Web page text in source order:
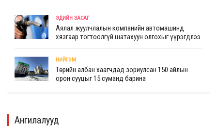
ЭДИЙН ЗАСАГ
Аялал жуулчлалын компанийн автомашинд
хязгаар тогтоолгүй шатахуун олгохыг үүрэгдлээ
НИЙГЭМ
Төрийн албан хаагчдад зориулсан 150 айлын
орон сууцыг 15 суманд барина
Ангилалууд